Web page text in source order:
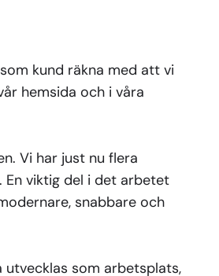
kund räkna med att vi
hemsida och i våra
Vi har just nu flera
viktig del i det arbetet
snabbare och
som arbetsplats,